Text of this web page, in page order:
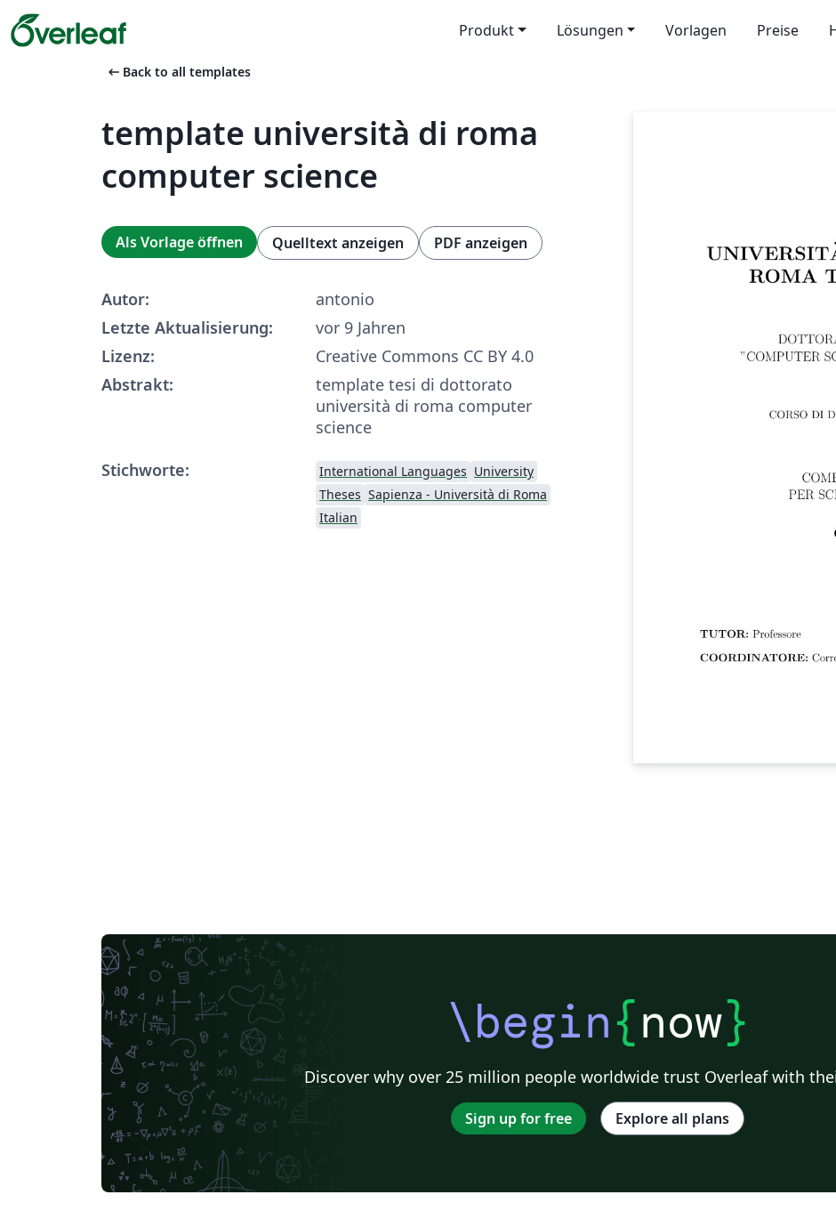
Produkt Lösungen Vorlagen Preise
arrow_left_alt Back to all templates
template università di roma
computer science
Als Vorlage öffnen Quelltext anzeigen PDF anzeigen
Autor:
antonio
Letzte Aktualisierung:
vor 9 Jahren
Lizenz:
Creative Commons CC BY 4.0
Abstrakt:
template tesi di dottorato
università di roma computer
science
Stichworte:
International Languages University
Theses Sapienza - Università di Roma
Italian
\begin{now}
Discover why over 25 million people worldwide trust Overleaf with
Sign up for free Explore all plans